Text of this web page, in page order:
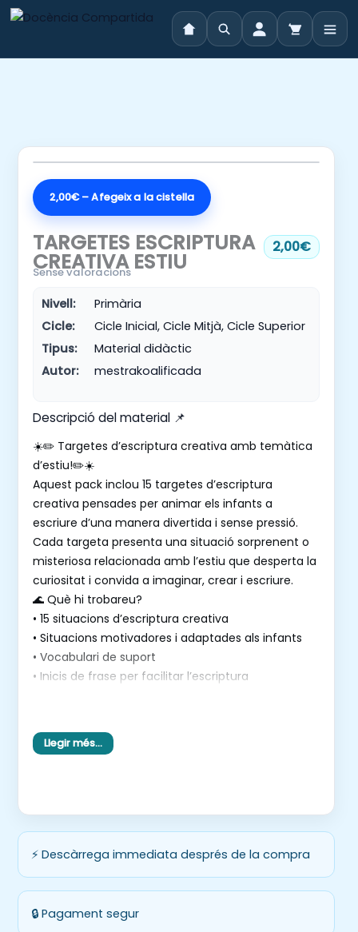
2,00€ – Afegeix a la cistella
TARGETES ESCRIPTURA
CREATIVA ESTIU
2,00€
Sense valoracions
Nivell:
Primària
Cicle:
Cicle Inicial, Cicle Mitjà, Cicle Superior
Tipus:
Material didàctic
Autor:
mestrakoalificada
Descripció del material 📌
☀️✏️ Targetes d’escriptura creativa amb temàtica
d’estiu!✏️☀️
Aquest pack inclou 15 targetes d’escriptura
creativa pensades per animar els infants a
escriure d’una manera divertida i sense pressió.
Cada targeta presenta una situació sorprenent o
misteriosa relacionada amb l’estiu que desperta la
curiositat i convida a imaginar, crear i escriure.
🌊 Què hi trobareu?
• 15 situacions d’escriptura creativa
• Situacions motivadores i adaptades als infants
• Vocabulari de suport
• Inicis de frase per facilitar l’escriptura
llengua, propostes d’estiu i per mantenir l’hàbit
d’escriure durant les vacances.
Llegir més…
⚡ Descàrrega immediata després de la compra
🔒 Pagament segur